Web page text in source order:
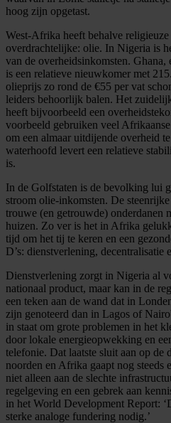
hoog zijn opgetast.
West-Afrika heeft behalve religieuze
overdrachtelijke: olie. In Nigeria is
van de overheidsinkomsten. Ghana,
is een relatieve nieuwkomer met
olieprijs zo rond de €55 per vat
leiders behoorlijk balen. Het
heeft bijvoorbeeld een
voorbeeld gebruiken veel
om een almaar uitdijende overheid
waterhoofd levert een relatieve
is.
In de Golfstaten is de bevolking lui
stroom olie-inkomsten. De
trouwe (en getrouwde) onderdanen
huizen. Zo ver is het in Afrika
tijd om het tij te keren en een
D’s: dienstverlening, decentralisatie
Dienstverlening zorgt in Nigeria al
nationaal product, maar kan in de
een teken aan de wand dat in
zijn genoteerd dan in Lagos of
in staat om grote problemen in het
door lokale energieopwekking en
telefonie. Dat laatste sluit aan op de
noorden en Afrika gaapt nog
niet alleen aan de slechte
regelgeving en een gebrek aan
in het World Development Report:
sterke analoge fundering nodig.’